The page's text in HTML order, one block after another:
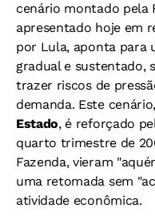
cenário montado pela
apresentado hoje em
por Lula, aponta para
gradual e sustentado,
trazer riscos de
demanda. Este
Estado, é reforçado
quarto trimestre de
Fazenda, vieram
uma retomada sem
atividade econômica.